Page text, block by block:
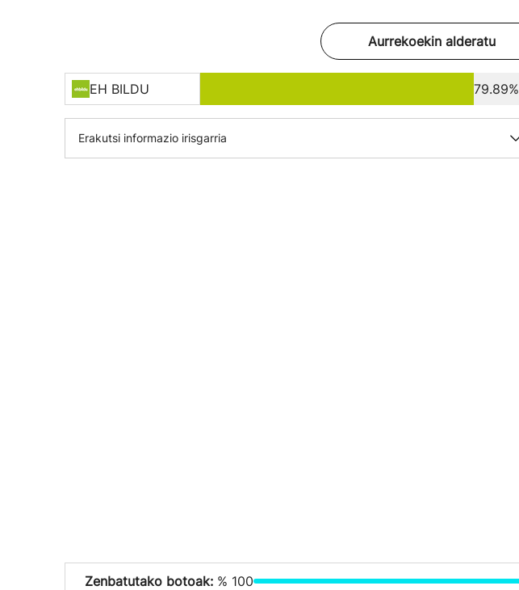
Aurrekoekin alderatu
EH BILDU 79.89%
Erakutsi informazio irisgarria
Zenbatutako botoak: % 100